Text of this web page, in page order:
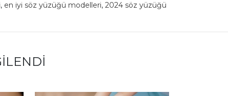
, en iyi söz yüzüğü modelleri, 2024 söz yüzüğü